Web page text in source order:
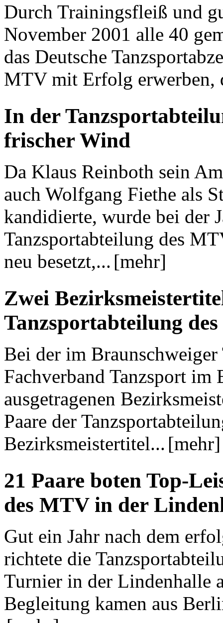
Durch Trainingsfleiß und
November 2001 alle 40
das Deutsche
MTV mit Erfolg erwerben,
In der
frischer Wind
Da Klaus Reinboth sein
auch Wolfgang Fiethe als
kandidierte, wurde bei der
Tanzsportabteilung des
neu besetzt,... [mehr]
Zwei
Tanzsportabteilung
Bei der im
Fachverband Tanzsport
ausgetragenen
Paare der
Bezirksmeistertitel... [mehr]
21 Paare boten Top-
des MTV in der
Gut ein Jahr nach dem
richtete die
Turnier in der Lindenhalle
Begleitung kamen aus